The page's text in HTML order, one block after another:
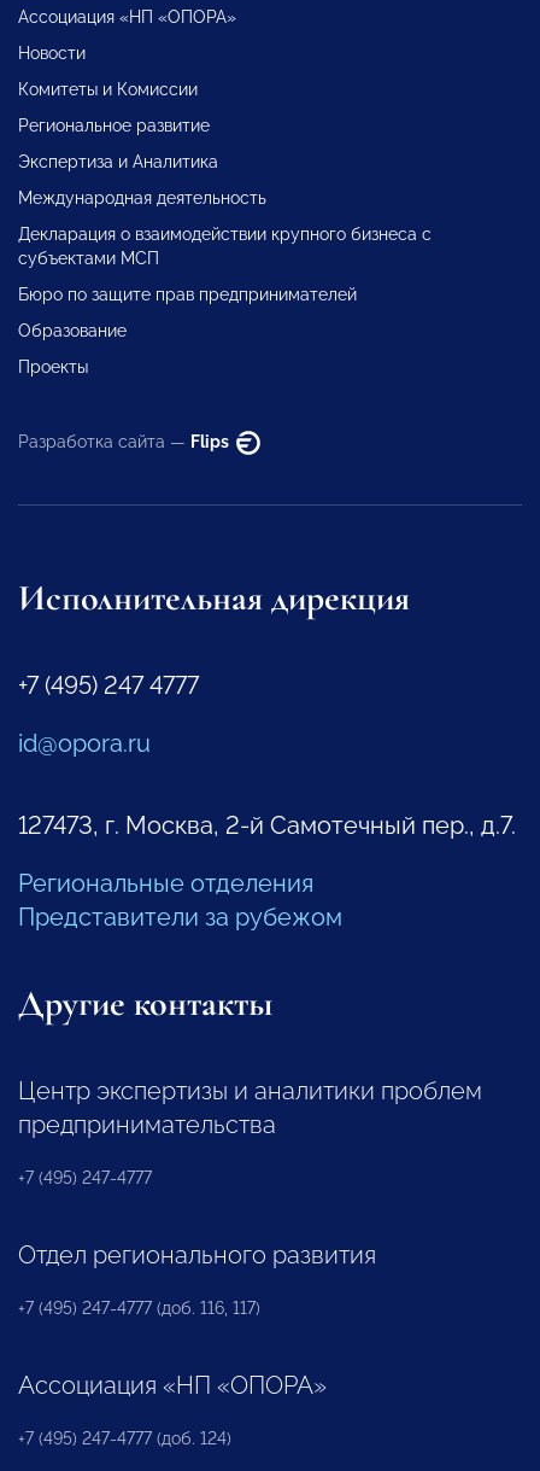
Ассоциация «НП «ОПОРА»
Новости
Комитеты и Комиссии
Региональное развитие
Экспертиза и Аналитика
Международная деятельность
Декларация о взаимодействии крупного бизнеса с
субъектами МСП
Бюро по защите прав предпринимателей
Образование
Проекты
Разработка сайта — Flips
Исполнительная дирекция
+7 (495) 247 4777
id@opora.ru
127473, г. Москва, 2-й Самотечный пер., д.7.
Региональные отделения
Представители за рубежом
Другие контакты
Центр экспертизы и аналитики проблем
предпринимательства
+7 (495) 247-4777
Отдел регионального развития
+7 (495) 247-4777 (доб. 116, 117)
Ассоциация «НП «ОПОРА»
+7 (495) 247-4777 (доб. 124)